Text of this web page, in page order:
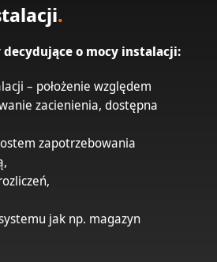
.
o mocy instalacji:
– położenie względem
zacienienia, dostępna
zapotrzebowania
jak np. magazyn